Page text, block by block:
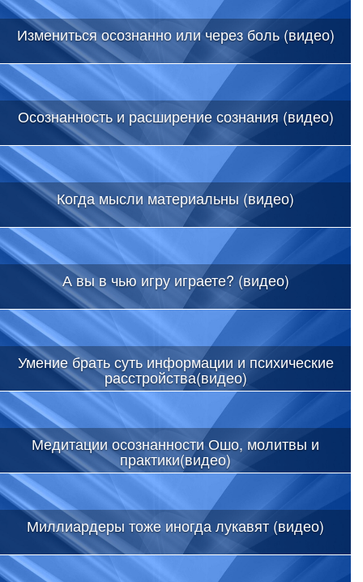
Измениться осознанно или через боль (видео)
Осознанность и расширение сознания (видео)
Когда мысли материальны (видео)
А вы в чью игру играете? (видео)
Умение брать суть информации и психические
расстройства(видео)
Медитации осознанности Ошо, молитвы и
практики(видео)
Миллиардеры тоже иногда лукавят (видео)